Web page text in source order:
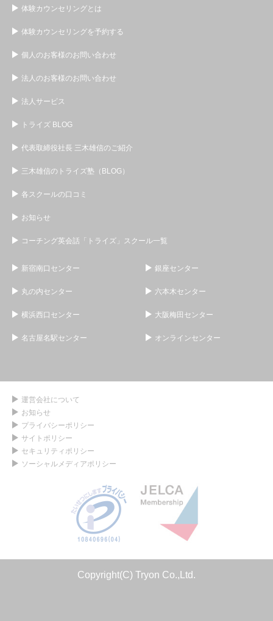
体験カウンセリングとは
体験カウンセリングを予約する
個人のお客様のお問い合わせ
法人のお客様のお問い合わせ
法人サービス
トライズ BLOG
代表取締役社長 三木雄信のご紹介
三木雄信のトライズ塾（BLOG）
各スクールの口コミ
お知らせ
コーチング英会話「トライズ」スクール一覧
新宿南口センター 銀座センター
丸の内センター 六本木センター
横浜西口センター 大阪梅田センター
名古屋名駅センター オンラインセンター
運営会社について
お知らせ
プライバシーポリシー
サイトポリシー
セキュリティポリシー
ソーシャルメディアポリシー
Copyright(C) Tryon Co.,Ltd.